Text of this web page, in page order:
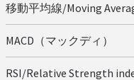
移動平均線/Moving
MACD（マックディ）
RSI/Relative Strength